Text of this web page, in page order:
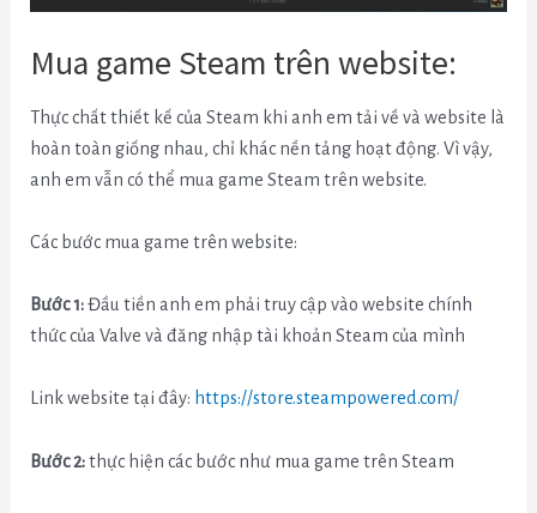
Mua game Steam trên website:
Thực chất thiết kế của Steam khi anh em tải về và website là
hoàn toàn giống nhau, chỉ khác nền tảng hoạt động. Vì vậy,
anh em vẫn có thể mua game Steam trên website.
Các bước mua game trên website:
Bước 1:Đầu tiền anh em phải truy cập vào website chính
thức của Valve và đăng nhập tài khoản Steam của mình
Link website tại đây: https://store.steampowered.com/
Bước 2:thực hiện các bước như mua game trên Steam